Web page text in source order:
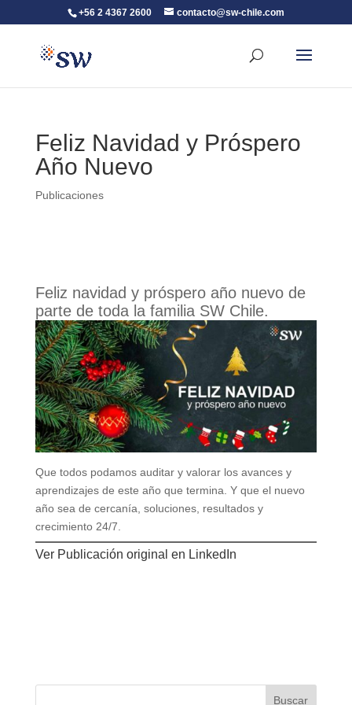
+56 2 4367 2600 contacto@sw-chile.com
Feliz Navidad y Próspero
Año Nuevo
Publicaciones
Feliz navidad y próspero año nuevo de
parte de toda la familia SW Chile.
Que todos podamos auditar y valorar los avances y
aprendizajes de este año que termina. Y que el nuevo
año sea de cercanía, soluciones, resultados y
crecimiento 24/7.
Ver Publicación original en LinkedIn